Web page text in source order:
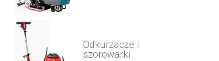
Odkurzacze i
szorowarki